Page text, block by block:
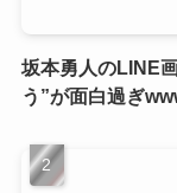
坂本勇人のLINE
う”が面白過ぎ